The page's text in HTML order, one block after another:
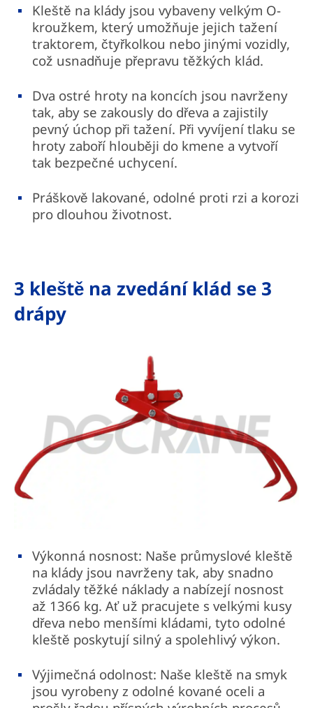
Kleště na klády jsou vybaveny velkým O-
kroužkem, který umožňuje jejich tažení
traktorem, čtyřkolkou nebo jinými vozidly,
což usnadňuje přepravu těžkých klád.
Dva ostré hroty na koncích jsou navrženy
tak, aby se zakously do dřeva a zajistily
pevný úchop při tažení. Při vyvíjení tlaku se
hroty zaboří hlouběji do kmene a vytvoří
tak bezpečné uchycení.
Práškově lakované, odolné proti rzi a korozi
pro dlouhou životnost.
3 kleště na zvedání klád se 3
drápy
Výkonná nosnost: Naše průmyslové kleště
na klády jsou navrženy tak, aby snadno
zvládaly těžké náklady a nabízejí nosnost
až 1366 kg. Ať už pracujete s velkými kusy
dřeva nebo menšími kládami, tyto odolné
kleště poskytují silný a spolehlivý výkon.
Výjimečná odolnost: Naše kleště na smyk
jsou vyrobeny z odolné kované oceli a